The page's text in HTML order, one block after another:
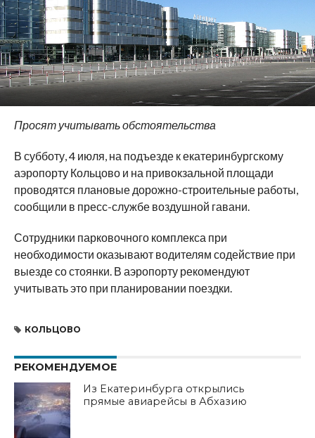
Просят учитывать обстоятельства
В субботу, 4 июля, на подъезде к екатеринбургскому
аэропорту Кольцово и на привокзальной площади
проводятся плановые дорожно-строительные работы,
сообщили в пресс-службе воздушной гавани.
Сотрудники парковочного комплекса при
необходимости оказывают водителям содействие при
выезде со стоянки. В аэропорту рекомендуют
учитывать это при планировании поездки.
КОЛЬЦОВО
РЕКОМЕНДУЕМОЕ
Из Екатеринбурга открылись
прямые авиарейсы в Абхазию